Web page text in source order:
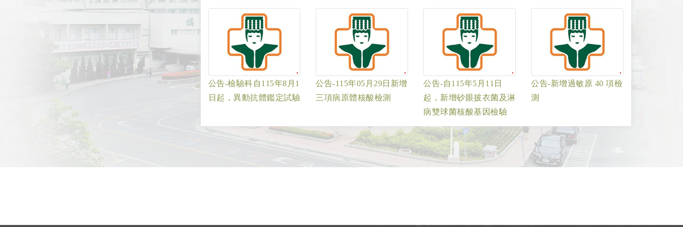
公告-檢驗科自115年8月1
日起，異動抗體鑑定試驗
公告-115年05月29日新增
三項病原體核酸檢測
公告-自115年5月11日
起，新增砂眼披衣菌及淋
病雙球菌核酸基因檢驗
公告-新增過敏原 40 項檢
測